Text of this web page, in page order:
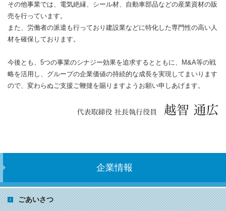
その他事業では、電気絶縁、シール材、自動車部品などの産業資材の販
売を行っています。
また、労働者の派遣も行っており建設業などに特化した専門性の高い人
材を確保しております。
今後とも、5つの事業のシナジー効果を追求するとともに、M&A等の戦
略を活用し、グループの企業価値の持続的な成長を実現してまいります
ので、変わらぬご支援ご鞭撻を賜りますようお願い申しあげます。
企業情報
ごあいさつ